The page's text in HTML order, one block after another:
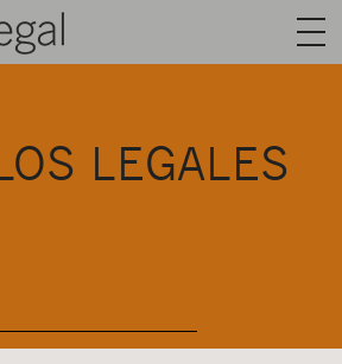
ÁREAS
LEGALES